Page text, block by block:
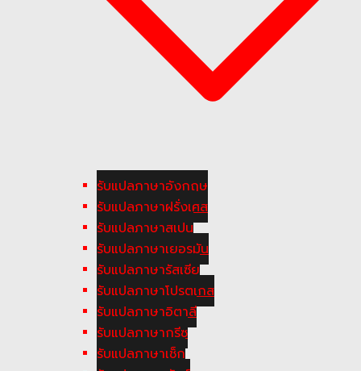
รับแปลภาษาอังกฤษ
รับแปลภาษาฝรั่งเศส
รับแปลภาษาสเปน
รับแปลภาษาเยอรมัน
รับแปลภาษารัสเซีย
รับแปลภาษาโปรตุเกส
รับแปลภาษาอิตาลี
รับแปลภาษากรีซ
รับแปลภาษาเช็ก